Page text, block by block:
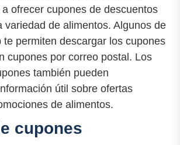
ofrecer cupones de descuentos
variedad de alimentos. Algunos de
te permiten descargar los cupones
cupones por correo postal. Los
también pueden
útil sobre ofertas
de alimentos.
cupones